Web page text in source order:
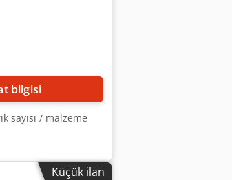
bilgisi
sayısı / malzeme
Küçük ilan